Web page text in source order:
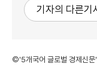
기자의 다른기
©'5개국어 글로벌 경제신문'